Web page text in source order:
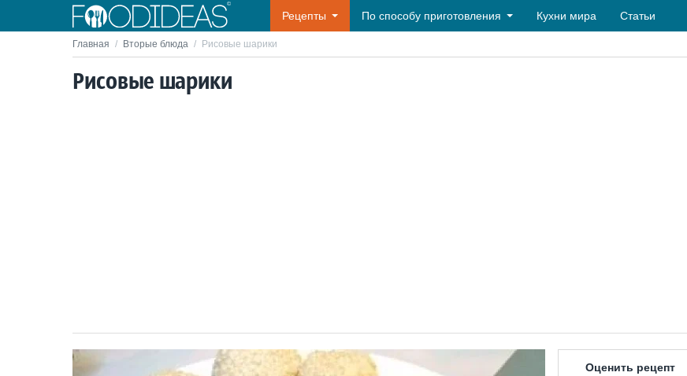
Рецепты По способу приготовления Кухни мира Статьи
Главная / Вторые блюда / Рисовые шарики
Рисовые шарики
Оценить рецепт